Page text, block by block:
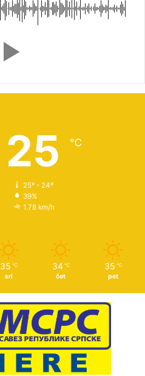
25 ℃
25º - 24º
39%
1.78 km/h
35 ℃
sri
34 ℃
čet
35 ℃
pet